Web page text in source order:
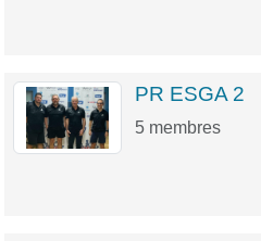
PR ESGA 2
5 membres